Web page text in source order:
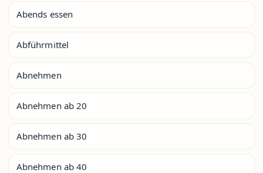
Abends essen
Abführmittel
Abnehmen
Abnehmen ab 20
Abnehmen ab 30
Abnehmen ab 40